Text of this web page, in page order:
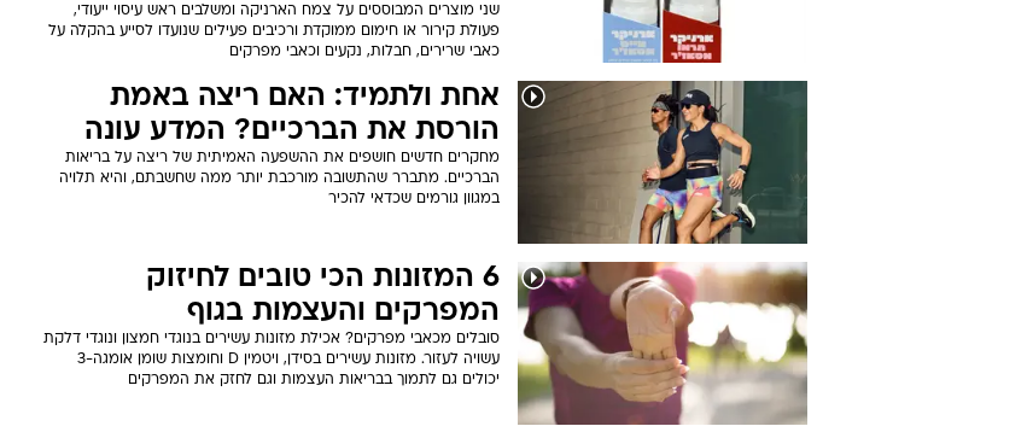
שני מוצרים המבוססים על צמח הארניקה ומשלבים ראש עיסוי ייעודי,
פעולת קירור או חימום ממוקדת ורכיבים פעילים שנועדו לסייע בהקלה על
כאבי שרירים, חבלות, נקעים וכאבי מפרקים
אחת ולתמיד: האם ריצה באמת
הורסת את הברכיים? המדע עונה
מחקרים חדשים חושפים את ההשפעה האמיתית של ריצה על בריאות
הברכיים. מתברר שהתשובה מורכבת יותר ממה שחשבתם, והיא תלויה
במגוון גורמים שכדאי להכיר
6 המזונות הכי טובים לחיזוק
המפרקים והעצמות בגוף
סובלים מכאבי מפרקים? אכילת מזונות עשירים בנוגדי חמצון ונוגדי דלקת
עשויה לעזור. מזונות עשירים בסידן, ויטמין D וחומצות שומן אומגה-3
יכולים גם לתמוך בבריאות העצמות וגם לחזק את המפרקים